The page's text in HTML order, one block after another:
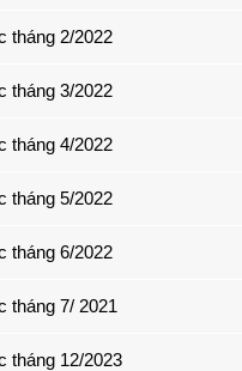
tháng 2/2022
tháng 3/2022
tháng 4/2022
tháng 5/2022
tháng 6/2022
tháng 7/ 2021
tháng 12/2023